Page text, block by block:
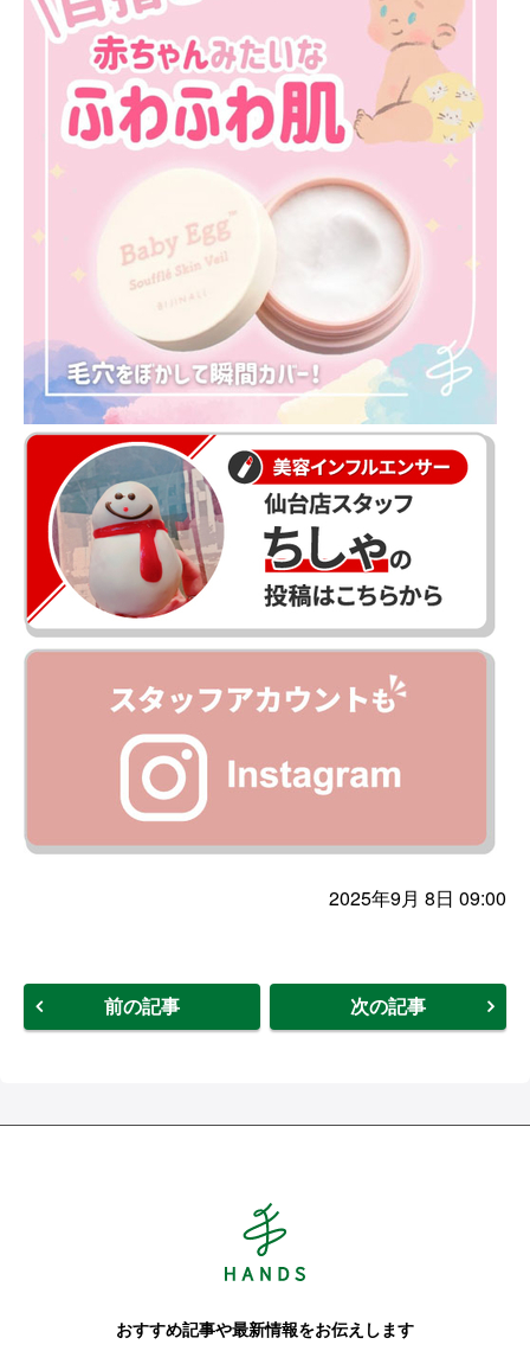
2025年9月 8日 09:00
前の記事 次の記事
おすすめ記事や最新情報をお伝えします